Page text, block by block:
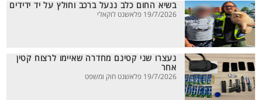
בשיא החום כלב ננעל ברכב וחולץ על יד ידידים
19/7/2026 פלאשנט לוקאלי
נעצרו שני קטינם מחדרה שאיימו לרצוח קטין
אחר
19/7/2026 פלאשנט חוק ומשפט